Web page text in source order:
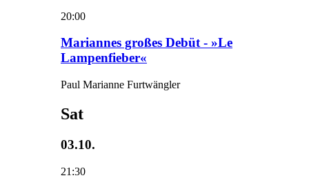
20:00
Mariannes großes Debüt - »Le
Lampenfieber«
Paul Marianne Furtwängler
Sat
03.10.
21:30